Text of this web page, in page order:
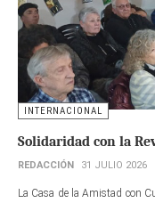
INTERNACIONAL
Solidaridad con la
REDACCIÓN 31 JULIO 2026
La Casa de la Amistad con